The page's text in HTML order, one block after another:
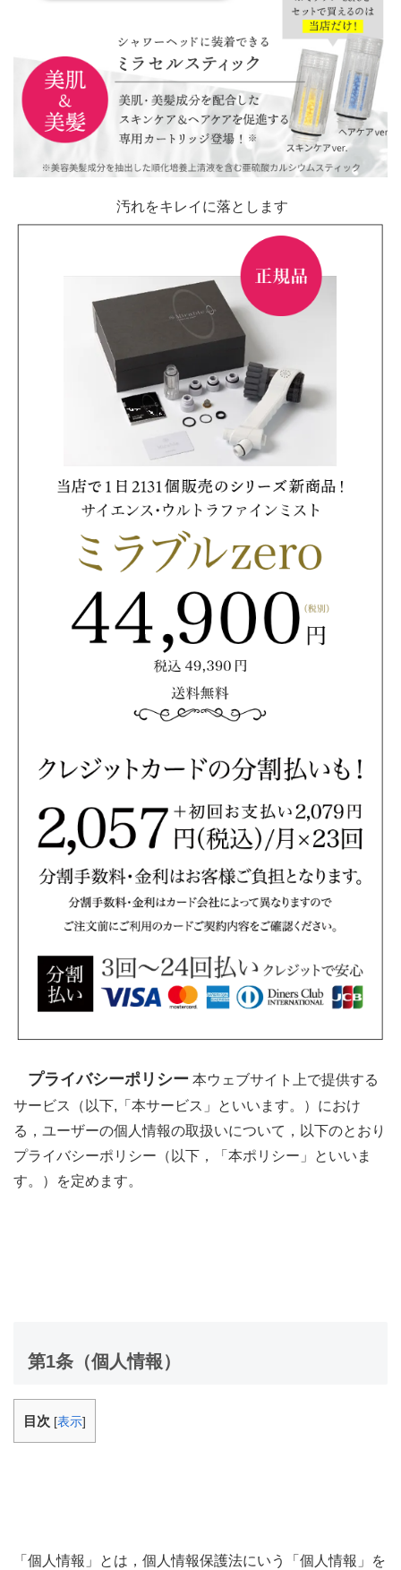
汚れをキレイに落とします
プライバシーポリシー 本ウェブサイト上で提供する
サービス（以下,「本サービス」といいます。）におけ
る，ユーザーの個人情報の取扱いについて，以下のとおり
プライバシーポリシー（以下，「本ポリシー」といいま
す。）を定めます。
第1条（個人情報）
目次 [表示]
「個人情報」とは，個人情報保護法にいう「個人情報」を